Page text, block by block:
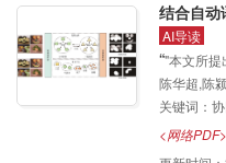
结合自动
AI导读
“"本文所提
测框架，
效缓解了
词汇检测
型的语义
陈华超,陈
关键词： 协同
<网络PDF>